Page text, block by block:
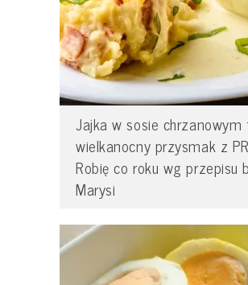
Jajka w sosie chrzanowym
wielkanocny przysmak z
Robię co roku wg przepisu
Marysi